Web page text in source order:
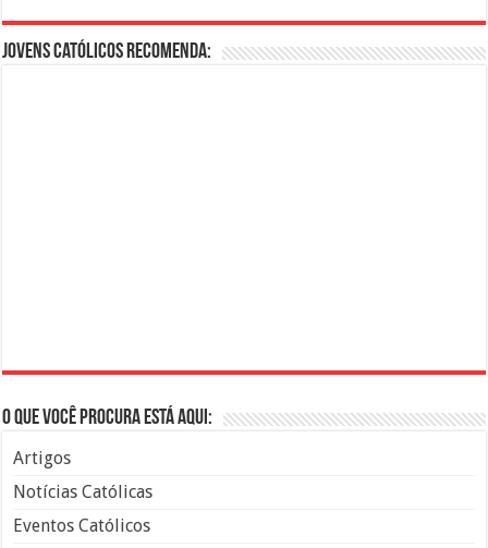
Jovens Católicos Recomenda:
O que você procura está aqui:
Artigos
Notícias Católicas
Eventos Católicos